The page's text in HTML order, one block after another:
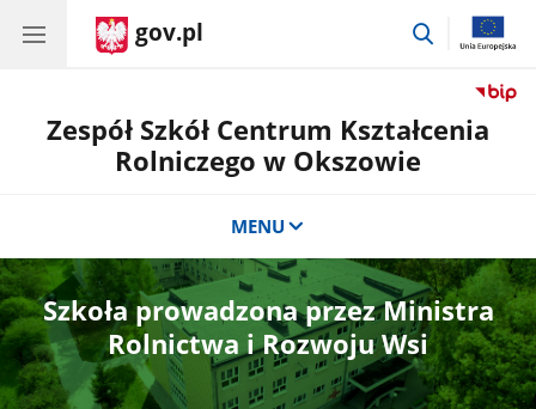
gov.pl
przejdź
Zespół Szkół Centrum Kształcenia
Rolniczego w Okszowie
MENU
Szkoła prowadzona przez Ministra
Rolnictwa i Rozwoju Wsi